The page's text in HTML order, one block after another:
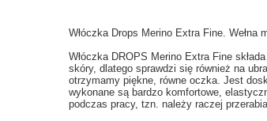
Włóczka Drops Merino Extra Fine. Wełna
Włóczka DROPS Merino Extra Fine
skóry, dlatego sprawdzi się również na
otrzymamy piękne, równe oczka. Jest
wykonane są bardzo komfortowe,
podczas pracy, tzn. należy raczej